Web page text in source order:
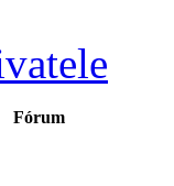
Fórum